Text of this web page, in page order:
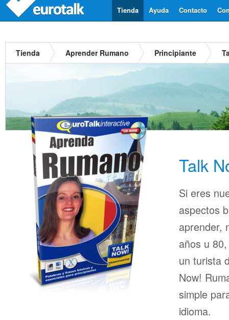
Contacto
Ayuda
Tienda
Tienda Aprender Rumano Principiante
Talk
Si eres
aspectos
aprender,
años u
un turista
Now!
simple
idioma.